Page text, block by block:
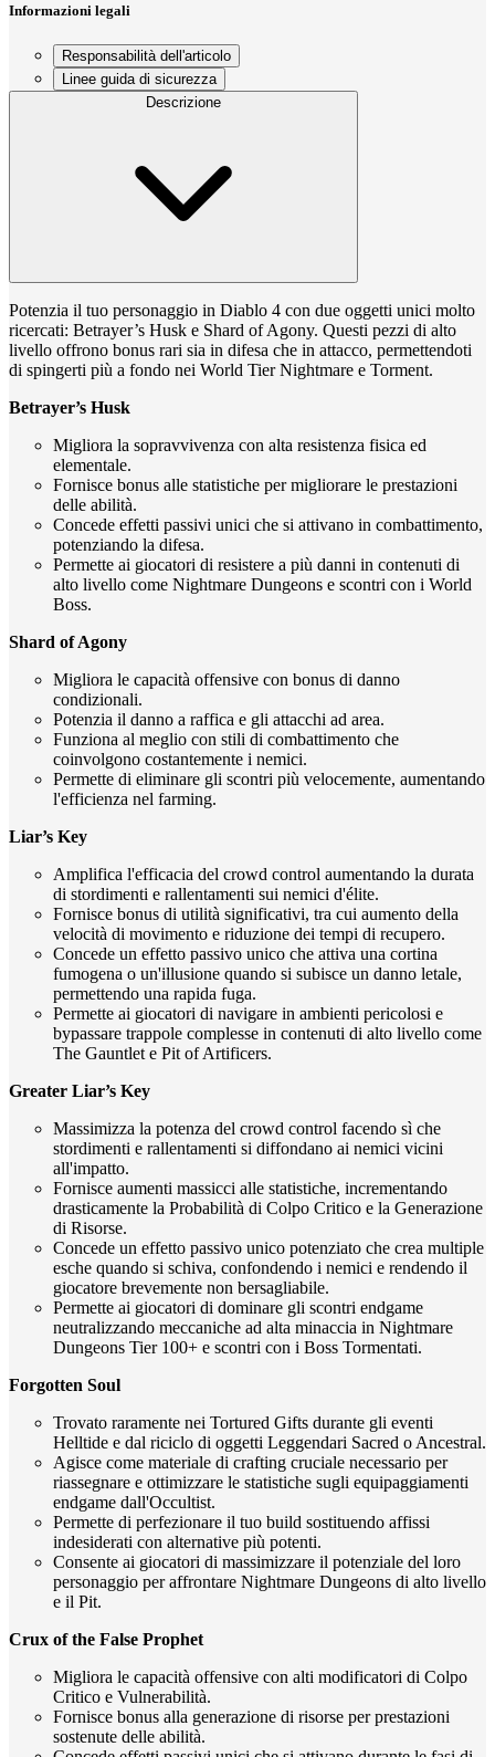
Informazioni legali
Responsabilità dell'articolo
Linee guida di sicurezza
Descrizione
Potenzia il tuo personaggio in Diablo 4 con due oggetti unici molto
ricercati: Betrayer’s Husk e Shard of Agony. Questi pezzi di alto
livello offrono bonus rari sia in difesa che in attacco, permettendoti
di spingerti più a fondo nei World Tier Nightmare e Torment.
Betrayer’s Husk
Migliora la sopravvivenza con alta resistenza fisica ed
elementale.
Fornisce bonus alle statistiche per migliorare le prestazioni
delle abilità.
Concede effetti passivi unici che si attivano in combattimento,
potenziando la difesa.
Permette ai giocatori di resistere a più danni in contenuti di
alto livello come Nightmare Dungeons e scontri con i World
Boss.
Shard of Agony
Migliora le capacità offensive con bonus di danno
condizionali.
Potenzia il danno a raffica e gli attacchi ad area.
Funziona al meglio con stili di combattimento che
coinvolgono costantemente i nemici.
Permette di eliminare gli scontri più velocemente, aumentando
l'efficienza nel farming.
Liar’s Key
Amplifica l'efficacia del crowd control aumentando la durata
di stordimenti e rallentamenti sui nemici d'élite.
Fornisce bonus di utilità significativi, tra cui aumento della
velocità di movimento e riduzione dei tempi di recupero.
Concede un effetto passivo unico che attiva una cortina
fumogena o un'illusione quando si subisce un danno letale,
permettendo una rapida fuga.
Permette ai giocatori di navigare in ambienti pericolosi e
bypassare trappole complesse in contenuti di alto livello come
The Gauntlet e Pit of Artificers.
Greater Liar’s Key
Massimizza la potenza del crowd control facendo sì che
stordimenti e rallentamenti si diffondano ai nemici vicini
all'impatto.
Fornisce aumenti massicci alle statistiche, incrementando
drasticamente la Probabilità di Colpo Critico e la Generazione
di Risorse.
Concede un effetto passivo unico potenziato che crea multiple
esche quando si schiva, confondendo i nemici e rendendo il
giocatore brevemente non bersagliabile.
Permette ai giocatori di dominare gli scontri endgame
neutralizzando meccaniche ad alta minaccia in Nightmare
Dungeons Tier 100+ e scontri con i Boss Tormentati.
Forgotten Soul
Trovato raramente nei Tortured Gifts durante gli eventi
Helltide e dal riciclo di oggetti Leggendari Sacred o Ancestral.
Agisce come materiale di crafting cruciale necessario per
riassegnare e ottimizzare le statistiche sugli equipaggiamenti
endgame dall'Occultist.
Permette di perfezionare il tuo build sostituendo affissi
indesiderati con alternative più potenti.
Consente ai giocatori di massimizzare il potenziale del loro
personaggio per affrontare Nightmare Dungeons di alto livello
e il Pit.
Crux of the False Prophet
Migliora le capacità offensive con alti modificatori di Colpo
Critico e Vulnerabilità.
Fornisce bonus alla generazione di risorse per prestazioni
sostenute delle abilità.